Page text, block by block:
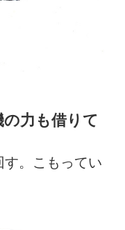
力も借りて
。こもってい